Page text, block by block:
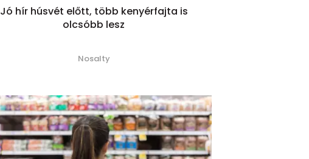
Jó hír húsvét előtt, több kenyérfajta is
olcsóbb lesz
Nosalty